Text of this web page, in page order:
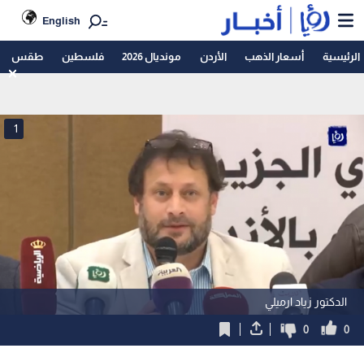
English
الرئيسية أسعار الذهب الأردن مونديال 2026 فلسطين طقس
الدكتور زياد ارميلي
1
0
0